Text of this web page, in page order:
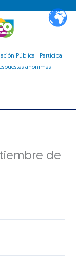
Pública
Participa
anónimas
de